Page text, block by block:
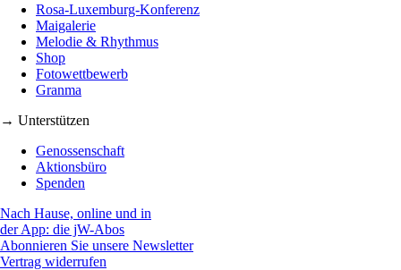
Rosa-Luxemburg-Konferenz
Maigalerie
Melodie & Rhythmus
Shop
Fotowettbewerb
Granma
→ Unterstützen
Genossenschaft
Aktionsbüro
Spenden
Nach Hause, online und in
der App: die jW-Abos
Abonnieren Sie unsere Newsletter
Vertrag widerrufen